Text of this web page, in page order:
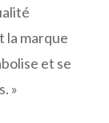
la marque
et se
»